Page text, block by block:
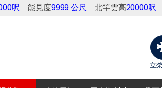
呎 能見度9999 公尺 北竿雲高20000呎
立